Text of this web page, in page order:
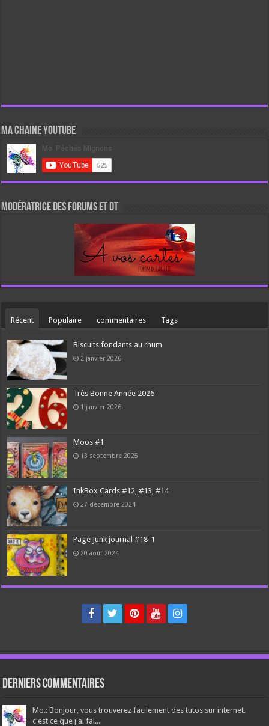
Ma chaine Youtube
Modératrice des forums et DT
Récent Populaire commentaires Tags
Biscuits fondants au rhum
2 janvier 2026
Très Bonne Année 2026
1 janvier 2026
Moos #1
13 septembre 2025
InkBox Cards #12, #13, #14
27 décembre 2024
Page Junk journal #18-1
20 août 2024
Derniers Commentaires
Mo.: Bonjour, vous trouverez facilement des tutos sur internet.
c'est ce que j'ai fai...